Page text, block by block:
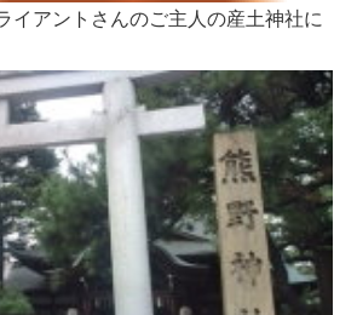
イアントさんのご主人の産土神社に